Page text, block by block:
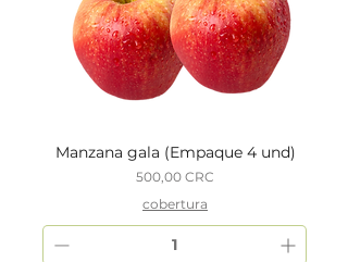
Manzana gala (Empaque 4 und)
Precio
500,00 CRC
cobertura